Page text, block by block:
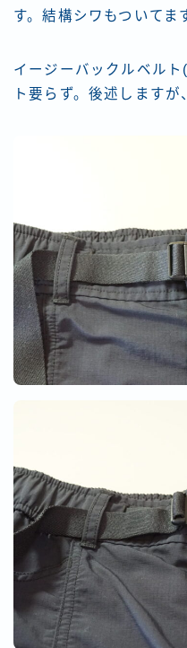
す。結構シワもついてま
イージーバックルベル
ト要らず。後述しますが